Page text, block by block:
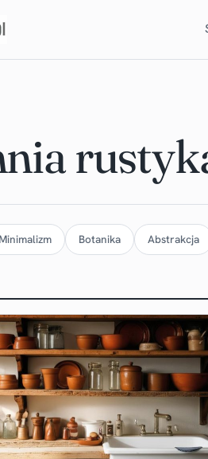
Minimalizm Botanika Abstrakcja